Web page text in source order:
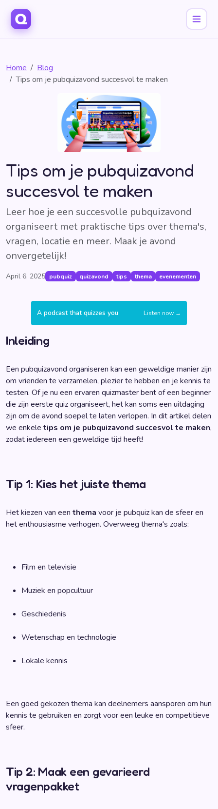
Home
Blog
Tips om je pubquizavond succesvol te maken
Tips om je pubquizavond
succesvol te maken
Leer hoe je een succesvolle pubquizavond
organiseert met praktische tips over thema's,
vragen, locatie en meer. Maak je avond
onvergetelijk!
April 6, 2025 pubquiz quizavond tips thema evenementen
A podcast that quizzes you Listen now →
Inleiding
Een pubquizavond organiseren kan een geweldige manier zijn
om vrienden te verzamelen, plezier te hebben en je kennis te
testen. Of je nu een ervaren quizmaster bent of een beginner
die zijn eerste quiz organiseert, het kan soms een uitdaging
zijn om de avond soepel te laten verlopen. In dit artikel delen
we enkele tips om je pubquizavond succesvol te maken,
zodat iedereen een geweldige tijd heeft!
Tip 1: Kies het juiste thema
Het kiezen van een thema voor je pubquiz kan de sfeer en
het enthousiasme verhogen. Overweeg thema's zoals:
Film en televisie
Muziek en popcultuur
Geschiedenis
Wetenschap en technologie
Lokale kennis
Een goed gekozen thema kan deelnemers aansporen om hun
kennis te gebruiken en zorgt voor een leuke en competitieve
sfeer.
Tip 2: Maak een gevarieerd
vragenpakket